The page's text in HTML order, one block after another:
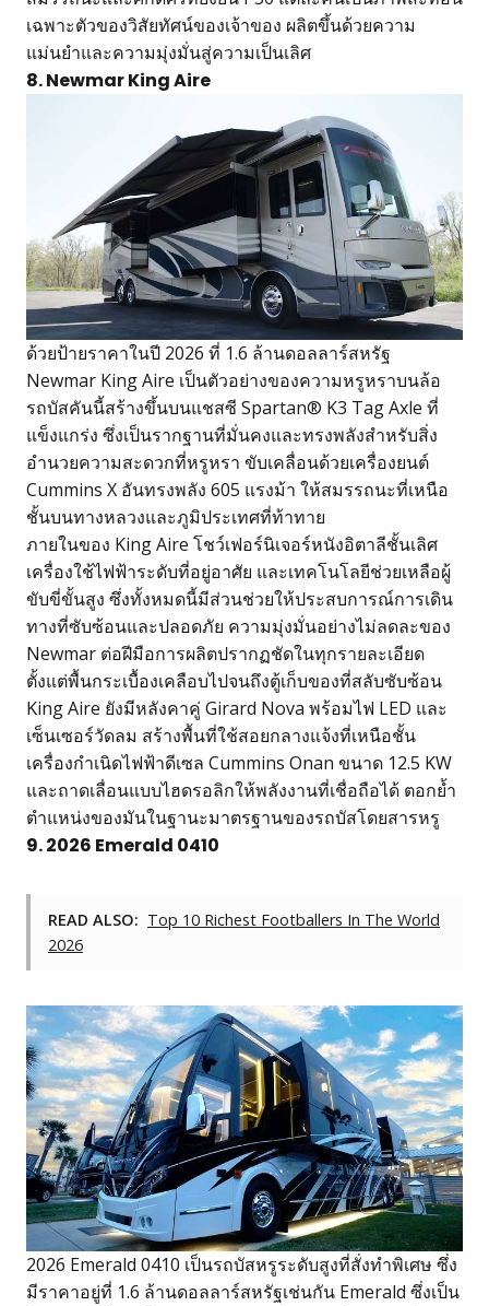
เฉพาะตัวของวิสัยทัศน์ของเจ้าของ ผลิตขึ้นด้วยความ
แม่นยำและความมุ่งมั่นสู่ความเป็นเลิศ
8. Newmar King Aire
ด้วยป้ายราคาในปี 2026 ที่ 1.6 ล้านดอลลาร์สหรัฐ
Newmar King Aire เป็นตัวอย่างของความหรูหราบนล้อ
รถบัสคันนี้สร้างขึ้นบนแชสซี Spartan® K3 Tag Axle ที่
แข็งแกร่ง ซึ่งเป็นรากฐานที่มั่นคงและทรงพลังสำหรับสิ่ง
อำนวยความสะดวกที่หรูหรา ขับเคลื่อนด้วยเครื่องยนต์
Cummins X อันทรงพลัง 605 แรงม้า ให้สมรรถนะที่เหนือ
ชั้นบนทางหลวงและภูมิประเทศที่ท้าทาย
ภายในของ King Aire โชว์เฟอร์นิเจอร์หนังอิตาลีชั้นเลิศ
เครื่องใช้ไฟฟ้าระดับที่อยู่อาศัย และเทคโนโลยีช่วยเหลือผู้
ขับขี่ขั้นสูง ซึ่งทั้งหมดนี้มีส่วนช่วยให้ประสบการณ์การเดิน
ทางที่ซับซ้อนและปลอดภัย ความมุ่งมั่นอย่างไม่ลดละของ
Newmar ต่อฝีมือการผลิตปรากฏชัดในทุกรายละเอียด
ตั้งแต่พื้นกระเบื้องเคลือบไปจนถึงตู้เก็บของที่สลับซับซ้อน
King Aire ยังมีหลังคาคู่ Girard Nova พร้อมไฟ LED และ
เซ็นเซอร์วัดลม สร้างพื้นที่ใช้สอยกลางแจ้งที่เหนือชั้น
เครื่องกำเนิดไฟฟ้าดีเซล Cummins Onan ขนาด 12.5 KW
และถาดเลื่อนแบบไฮดรอลิกให้พลังงานที่เชื่อถือได้ ตอกย้ำ
ตำแหน่งของมันในฐานะมาตรฐานของรถบัสโดยสารหรู
9. 2026 Emerald 0410
READ ALSO: Top 10 Richest Footballers In The World
2026
2026 Emerald 0410 เป็นรถบัสหรูระดับสูงที่สั่งทำพิเศษ ซึ่ง
มีราคาอยู่ที่ 1.6 ล้านดอลลาร์สหรัฐเช่นกัน Emerald ซึ่งเป็น